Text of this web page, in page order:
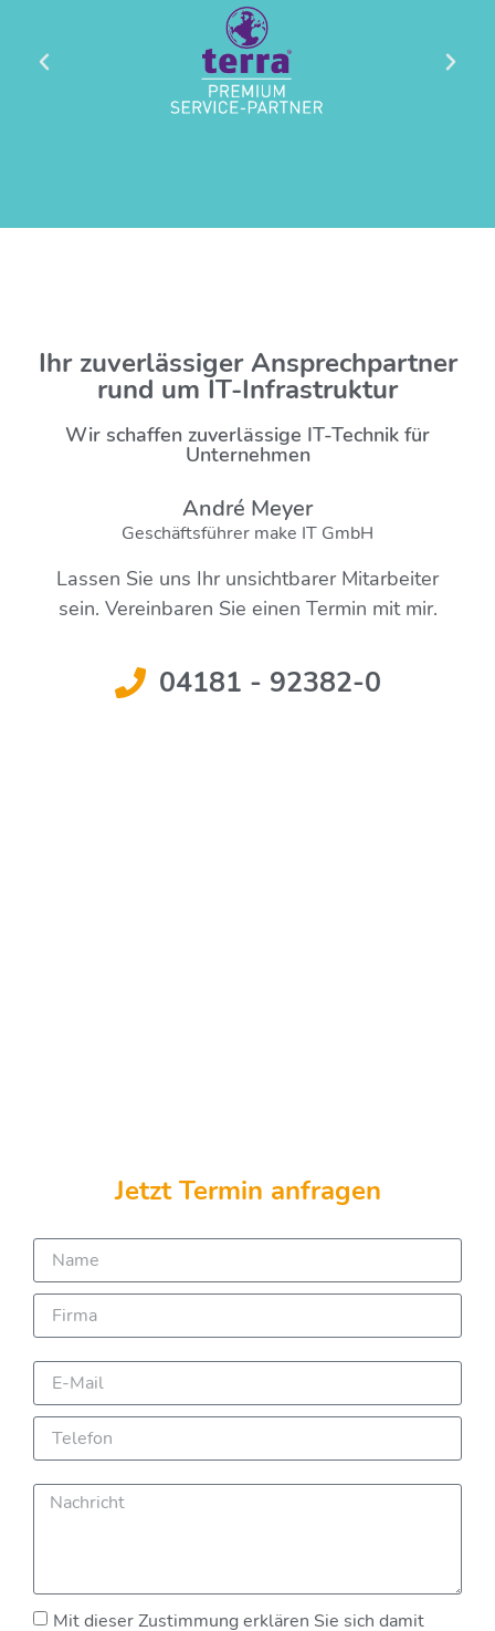
Ihr zuverlässiger Ansprechpartner
rund um IT-Infrastruktur
Wir schaffen zuverlässige IT-Technik für
Unternehmen
André Meyer
Geschäftsführer make IT GmbH
Lassen Sie uns Ihr unsichtbarer Mitarbeiter
sein. Vereinbaren Sie einen Termin mit mir.
04181 - 92382-0
Jetzt Termin anfragen
Mit dieser Zustimmung erklären Sie sich damit